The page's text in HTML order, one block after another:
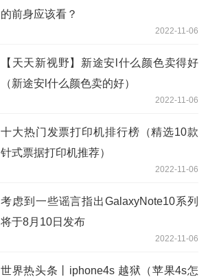
的前身应该看？
2022-11-06
【天天新视野】新途安l什么颜色卖得好
（新途安l什么颜色卖的好）
2022-11-06
十大热门发票打印机排行榜（精选10款
针式票据打印机推荐）
2022-11-06
考虑到一些谣言指出GalaxyNote10系列
将于8月10日发布
2022-11-06
世界热头条丨iphone4s 越狱（苹果4s怎